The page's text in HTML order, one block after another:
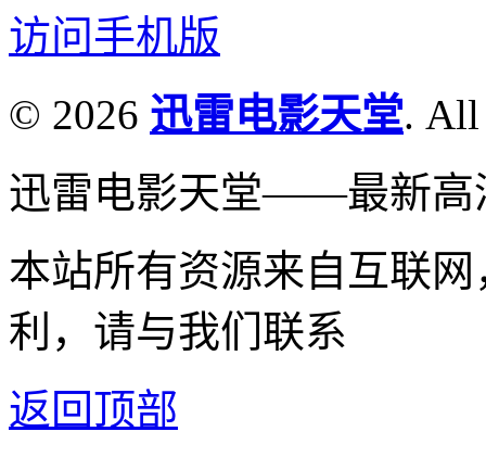
访问手机版
© 2026 迅雷电影天堂. All
迅雷电影天堂——最新高
本站所有资源来自互联
利，请与我们联系
返回顶部